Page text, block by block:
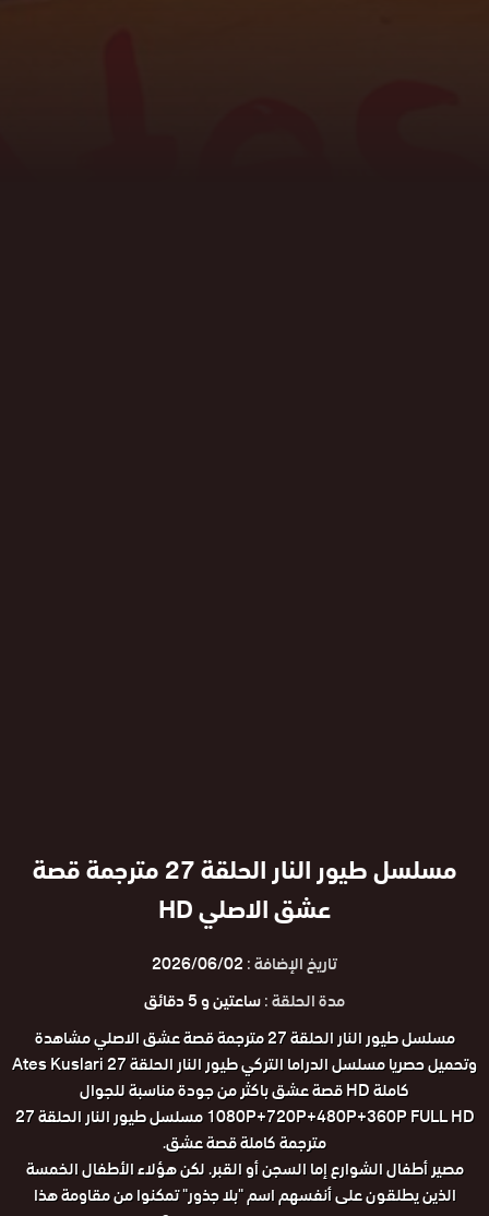
مسلسل طيور النار الحلقة 27 مترجمة قصة
عشق الاصلي HD
تاريخ الإضافة :2026/06/02
مدة الحلقة :ساعتين و 5 دقائق
مسلسل طيور النار الحلقة 27 مترجمة قصة عشق الاصلي مشاهدة
وتحميل حصريا مسلسل الدراما التركي طيور النار الحلقة 27 Ates Kuslari
كاملة HD قصة عشق باكثر من جودة مناسبة للجوال
1080P+720P+480P+360P FULL HD مسلسل طيور النار الحلقة 27
مترجمة كاملة قصة عشق.
مصير أطفال الشوارع إما السجن أو القبر. لكن هؤلاء الأطفال الخمسة
الذين يطلقون على أنفسهم اسم "بلا جذور" تمكنوا من مقاومة هذا